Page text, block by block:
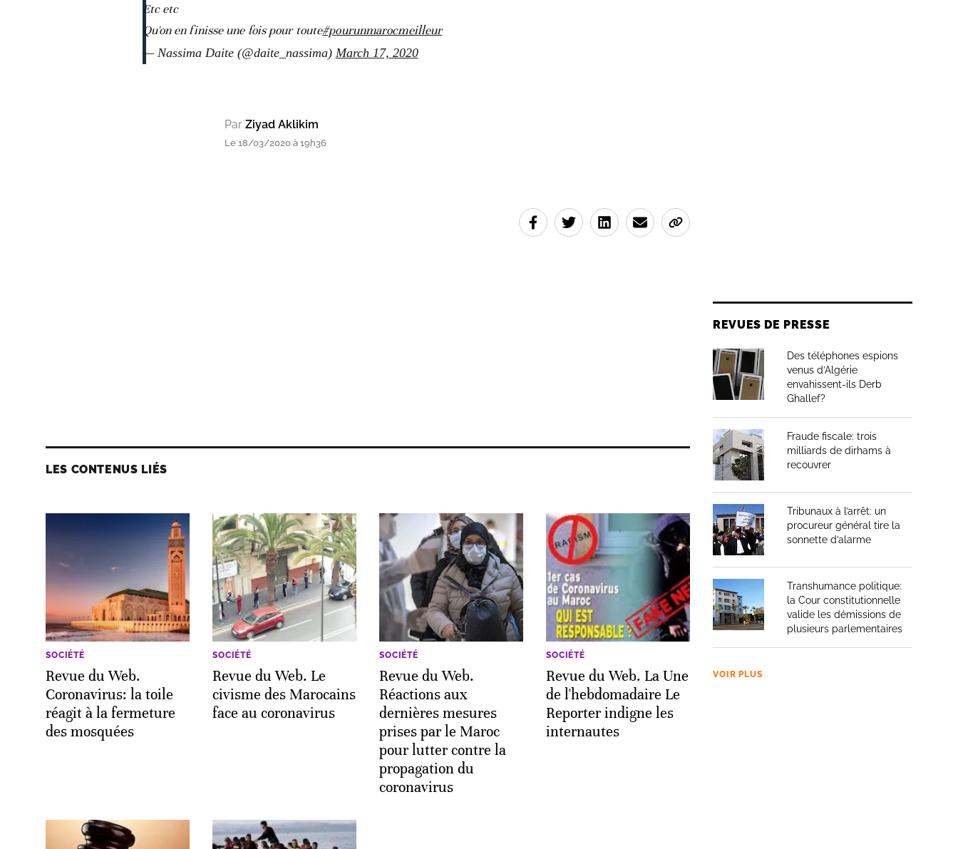
Etc etc
Qu'on en finisse une fois pour toute#pourunmarocmeilleur
— Nassima Daite (@daite_nassima) March 17, 2020
Par Ziyad Aklikim
Le 18/03/2020 à 19h36
LES CONTENUS LIÉS
SOCIÉTÉ
Revue du Web.
Coronavirus: la toile
réagit à la fermeture
des mosquées
SOCIÉTÉ
Revue du Web. Le
civisme des Marocains
face au coronavirus
SOCIÉTÉ
Revue du Web.
Réactions aux
dernières mesures
prises par le Maroc
pour lutter contre la
propagation du
coronavirus
SOCIÉTÉ
Revue du Web. La Une
de l'hebdomadaire Le
Reporter indigne les
internautes
REVUES DE PRESSE
Des téléphones espions
venus d’Algérie
envahissent-ils Derb
Ghallef?
Fraude fiscale: trois
milliards de dirhams à
recouvrer
Tribunaux à l’arrêt: un
procureur général tire la
sonnette d’alarme
Transhumance politique:
la Cour constitutionnelle
valide les démissions de
plusieurs parlementaires
VOIR PLUS